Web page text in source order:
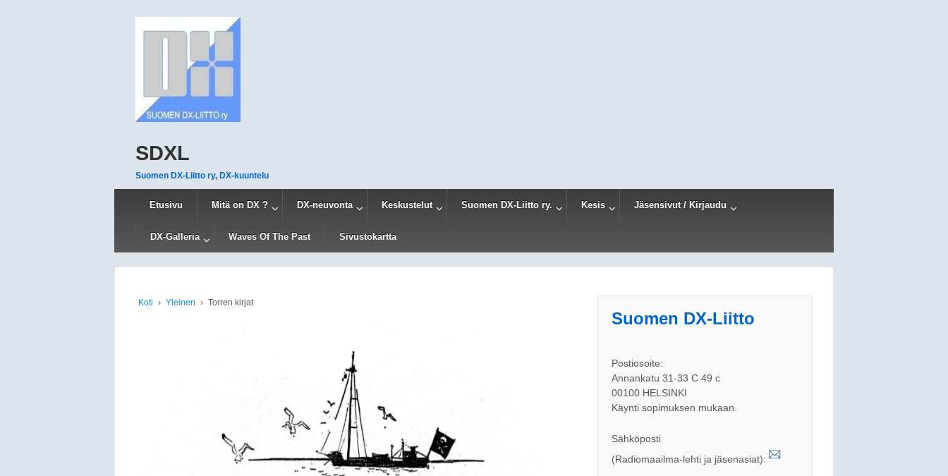
SDXL
Suomen DX-Liitto ry, DX-kuuntelu
Etusivu Mitä on DX ? DX-neuvonta Keskustelut Suomen DX-Liitto ry. Kesis Jäsensivut / Kirjaudu
DX-Galleria Waves Of The Past Sivustokartta
Koti › Yleinen › Torren kirjat
Suomen DX-Liitto
Postiosoite:
Annankatu 31-33 C 49 c
00100 HELSINKI
Käynti sopimuksen mukaan.
Sähköposti
(Radiomaailma-lehti ja jäsenasiat):